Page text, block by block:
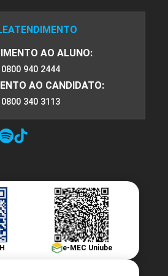
AO ALUNO:
0800 940 2444
AO CANDIDATO:
0800 340 3113
e-MEC Uniube